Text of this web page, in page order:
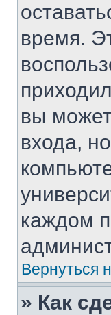
время.
вы
входа,
каждом
Вернуться
» Как